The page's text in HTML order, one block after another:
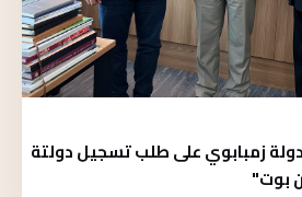
زمبابوي على طلب تسجيل دولتة
بوت"